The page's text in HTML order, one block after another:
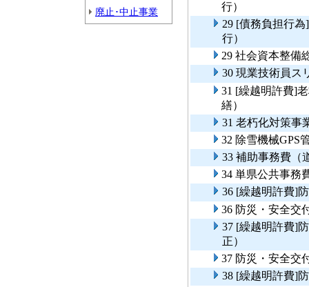
廃止･中止事業
行）
29 [債務負担行
行）
29 社会資本整備
30 現業技術員ス
31 [繰越明許費]
繕）
31 老朽化対策事
32 除雪機械GPS
33 補助事務費（
34 単県公共事務
36 [繰越明許費]
36 防災・安全交
37 [繰越明許費]
正）
37 防災・安全交
38 [繰越明許費]